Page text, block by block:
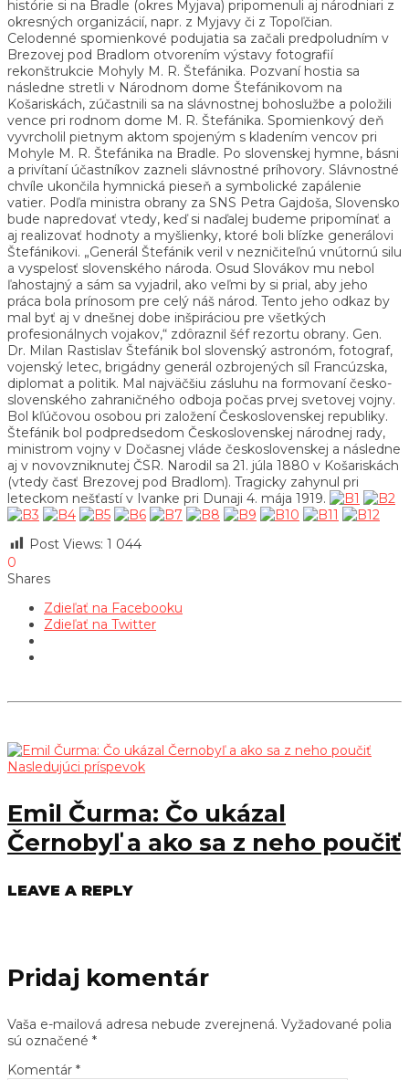
histórie si na Bradle (okres Myjava) pripomenuli aj národniari z
okresných organizácií, napr. z Myjavy či z Topoľčian.
Celodenné spomienkové podujatia sa začali predpoludním v
Brezovej pod Bradlom otvorením výstavy fotografií
rekonštrukcie Mohyly M. R. Štefánika. Pozvaní hostia sa
následne stretli v Národnom dome Štefánikovom na
Košariskách, zúčastnili sa na slávnostnej bohoslužbe a položili
vence pri rodnom dome M. R. Štefánika. Spomienkový deň
vyvrcholil pietnym aktom spojeným s kladením vencov pri
Mohyle M. R. Štefánika na Bradle. Po slovenskej hymne, básni
a privítaní účastníkov zazneli slávnostné príhovory. Slávnostné
chvíle ukončila hymnická pieseň a symbolické zapálenie
vatier. Podľa ministra obrany za SNS Petra Gajdoša, Slovensko
bude napredovať vtedy, keď si naďalej budeme pripomínať a
aj realizovať hodnoty a myšlienky, ktoré boli blízke generálovi
Štefánikovi. „Generál Štefánik veril v nezničiteľnú vnútornú silu
a vyspelosť slovenského národa. Osud Slovákov mu nebol
ľahostajný a sám sa vyjadril, ako veľmi by si prial, aby jeho
práca bola prínosom pre celý náš národ. Tento jeho odkaz by
mal byť aj v dnešnej dobe inšpiráciou pre všetkých
profesionálnych vojakov,“ zdôraznil šéf rezortu obrany. Gen.
Dr. Milan Rastislav Štefánik bol slovenský astronóm, fotograf,
vojenský letec, brigádny generál ozbrojených síl Francúzska,
diplomat a politik. Mal najväčšiu zásluhu na formovaní česko-
slovenského zahraničného odboja počas prvej svetovej vojny.
Bol kľúčovou osobou pri založení Československej republiky.
Štefánik bol podpredsedom Československej národnej rady,
ministrom vojny v Dočasnej vláde československej a následne
aj v novovzniknutej ČSR. Narodil sa 21. júla 1880 v Košariskách
(vtedy časť Brezovej pod Bradlom). Tragicky zahynul pri
leteckom nešťastí v Ivanke pri Dunaji 4. mája 1919.
Post Views: 1 044
0
Shares
Zdieľať na Facebooku
Zdieľať na Twitter
Nasledujúci príspevok
Emil Čurma: Čo ukázal
Černobyľ a ako sa z neho poučiť
LEAVE A REPLY
Pridaj komentár
Vaša e-mailová adresa nebude zverejnená. Vyžadované polia
sú označené *
Komentár *